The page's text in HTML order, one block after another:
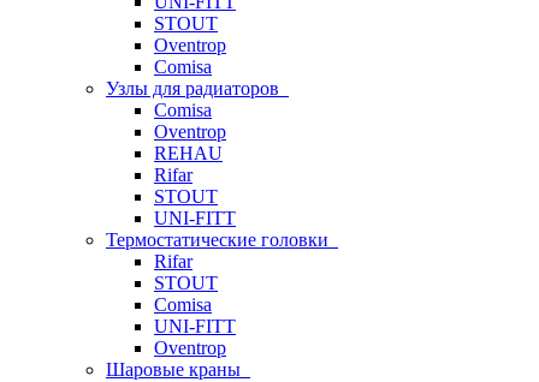
STOUT
Oventrop
Comisa
Узлы для радиаторов
Comisa
Oventrop
REHAU
Rifar
STOUT
UNI-FITT
Термостатические головки
Rifar
STOUT
Comisa
UNI-FITT
Oventrop
Шаровые краны